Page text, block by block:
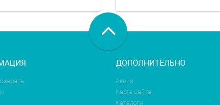
ДОПОЛНИТЕЛЬНО
Акции
Карта сайта
Каталоги